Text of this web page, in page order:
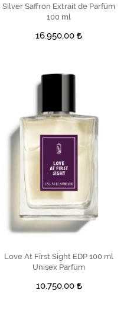
SEPETE EKLE
Silver Saffron Extrait de Parfüm
100 ml
16.950,00
SEPETE EKLE
Love At First Sight EDP 100 ml
Unisex Parfüm
10.750,00